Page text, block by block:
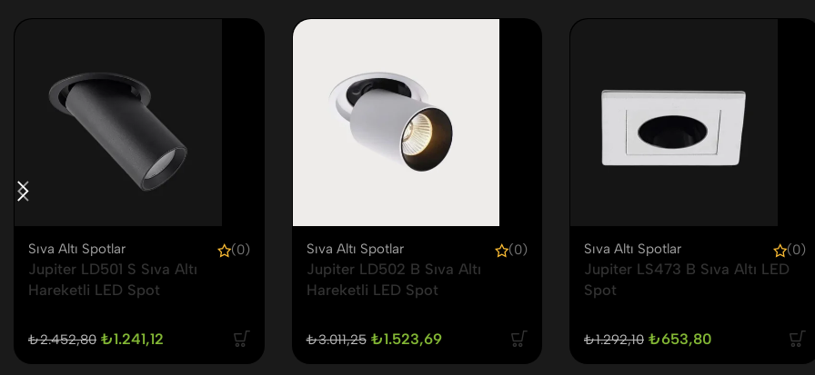
Sıva Altı Spotlar (0)
Jupiter LD501 S Sıva Altı
Hareketli LED Spot
₺2.452,80 ₺1.241,12
Sıva Altı Spotlar (0)
Jupiter LD502 B Sıva Altı
Hareketli LED Spot
₺3.011,25 ₺1.523,69
Sıva Altı Spotlar (0)
Jupiter LS473 B Sıva Altı LED
Spot
₺1.292,10 ₺653,80